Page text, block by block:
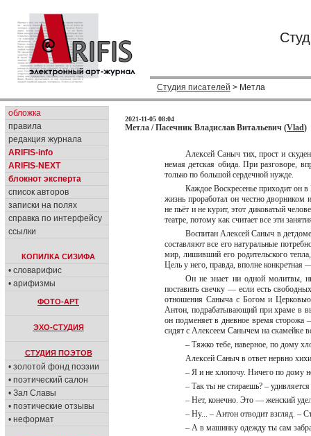
Студия писателей > Метла
обложка
правила
редакция журнала
ARIFIS-info
ARIFIS-NEXT
блокнот эксперта
список авторов
записки на полях
справка по интерфейсу
ссылки
КОПИЛКА СИЗИФА
• словарифис
• арифизмы
ФОТО-АРТ
ЭХО-СТУДИЯ
СТУДИЯ ПОЭТОВ
• золотой фонд поэзии
• поэтический салон
• Зал Славы
• поэтические отзывы
• неформат
2021-11-05 08:04
Метла / Пасечник Владислав Витальевич (Vlad)
Алексей Саныч тих, прост и
немая детская обида. При разговоре,
только по большой сердечной нужде.
Каждое Воскресенье приходит он
жизнь проработал он честно дворником
не пьёт и не курит, этот диковатый
театре, потому как считает все эти
Воспитан Алексей Саныч в
составляют все его натуральные
мир, лишивший его родительского
Цель у него, правда, вполне
Он не знает ни одной молитвы,
поставить свечку — если есть
отношения Саныча с Богом и Церковью
Антон, подрабатывающий при храме в
он подменяет в дневное время сторожа
сидят с Алексеем Санычем на скамейке
– Тяжко тебе, наверное, по дому
Алексей Саныч в ответ нервно
– Я и не хлопочу. Ничего по дому
– Так ты не стираешь? –
– Нет, конечно. Это — женский
– Ну... – Антон отводит взгляд. –
– А в машинку одежду ты сам